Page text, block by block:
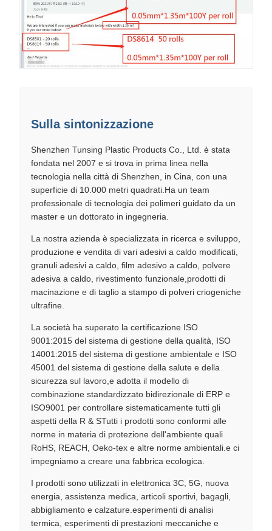
Sulla sintonizzazione
Shenzhen Tunsing Plastic Products Co., Ltd. è stata
fondata nel 2007 e si trova in prima linea nella
tecnologia nella città di Shenzhen, in Cina, con una
superficie di 10.000 metri quadrati.Ha un team
professionale di tecnologia dei polimeri guidato da un
master e un dottorato in ingegneria.
La nostra azienda è specializzata in ricerca e sviluppo,
produzione e vendita di vari adesivi a caldo modificati,
granuli adesivi a caldo, film adesivo a caldo, polvere
adesiva a caldo, rivestimento funzionale,prodotti di
macinazione e di taglio a stampo di polveri criogeniche
ultrafine.
La società ha superato la certificazione ISO
9001:2015 del sistema di gestione della qualità, ISO
14001:2015 del sistema di gestione ambientale e ISO
45001 del sistema di gestione della salute e della
sicurezza sul lavoro,e adotta il modello di
combinazione standardizzato bidirezionale di ERP e
ISO9001 per controllare sistematicamente tutti gli
aspetti della R & STutti i prodotti sono conformi alle
norme in materia di protezione dell'ambiente quali
RoHS, REACH, Oeko-tex e altre norme ambientali.e ci
impegniamo a creare una fabbrica ecologica.
I prodotti sono utilizzati in elettronica 3C, 5G, nuova
energia, assistenza medica, articoli sportivi, bagagli,
abbigliamento e calzature.esperimenti di analisi
termica, esperimenti di prestazioni meccaniche e